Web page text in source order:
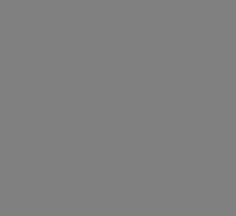
zu Gast beim Bühler Zentrum für